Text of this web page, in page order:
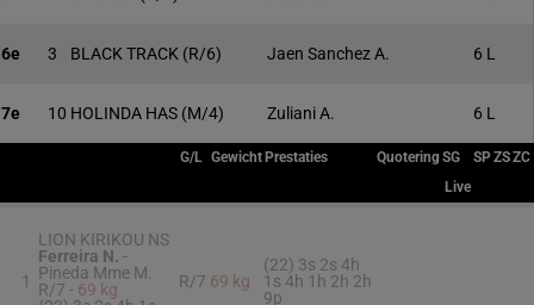
6e 3 BLACK TRACK (R/6) Jaen Sanchez A. 6 L
7e 10 HOLINDA HAS (M/4) Zuliani A. 6 L
G/L Gewicht Prestaties QuoteringSG SPZSZC
Live
1
LION KIRIKOU NS
Ferreira N. -
Pineda Mme M.
R/7 - 69 kg
R/7 69 kg
(22) 3s 2s 4h
1s 4h 1h 2h 2h
9p